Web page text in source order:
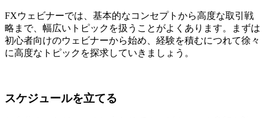
FXウェビナーでは、基本的なコンセプトから高度な取引戦
略まで、幅広いトピックを扱うことがよくあります。まずは
初心者向けのウェビナーから始め、経験を積むにつれて徐々
に高度なトピックを探求していきましょう。
スケジュールを立てる